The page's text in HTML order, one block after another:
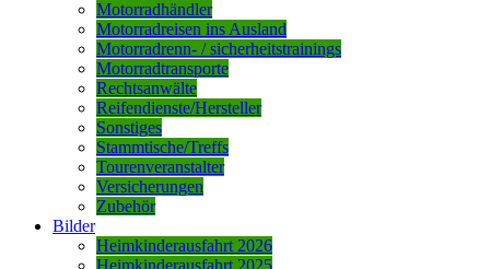
Motorradhändler
Motorradreisen ins Ausland
Motorradrenn- / sicherheitstrainings
Motorradtransporte
Rechtsanwälte
Reifendienste/Hersteller
Sonstiges
Stammtische/Treffs
Tourenveranstalter
Versicherungen
Zubehör
Bilder
Heimkinderausfahrt 2026
Heimkinderausfahrt 2025